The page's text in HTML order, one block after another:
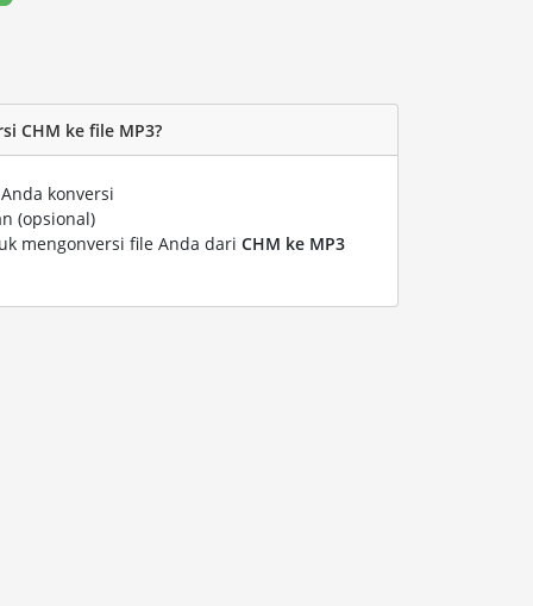
CHM ke file MP3?
konversi
(opsional)
mengonversi file Anda dari CHM ke MP3